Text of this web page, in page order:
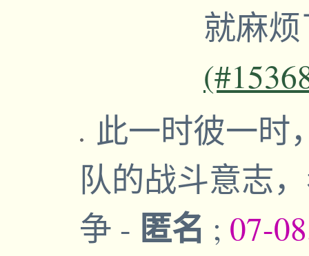
就麻
此一时彼一时
队的战斗意志
争 - 匿名 ; 07-